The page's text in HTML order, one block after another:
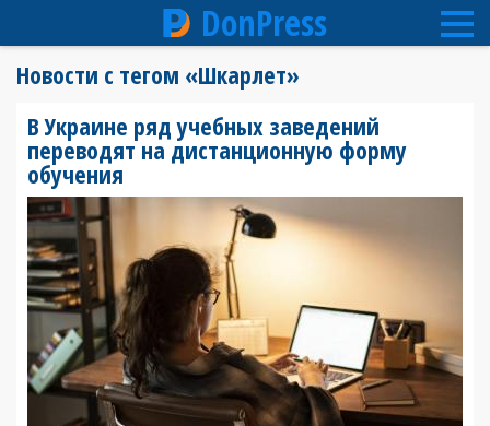
содержанию
DonPress
Новости с тегом «Шкарлет»
В Украине ряд учебных заведений
переводят на дистанционную форму
обучения